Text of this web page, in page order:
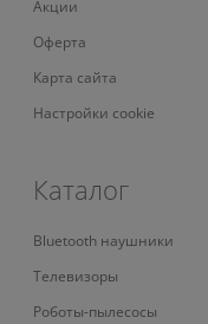
Акции
Оферта
Карта сайта
Настройки cookie
Каталог
Bluetooth наушники
Телевизоры
Роботы-пылесосы